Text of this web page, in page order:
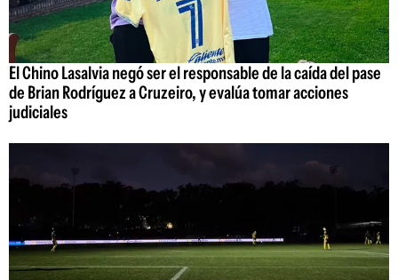
El Chino Lasalvia negó ser el responsable de la caída del pase
de Brian Rodríguez a Cruzeiro, y evalúa tomar acciones
judiciales